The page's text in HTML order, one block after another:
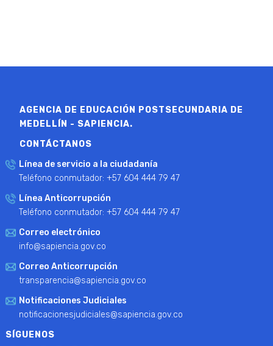
AGENCIA DE EDUCACIÓN POSTSECUNDARIA DE
MEDELLÍN - SAPIENCIA.
CONTÁCTANOS
Línea de servicio a la ciudadanía
Teléfono conmutador: +57 604 444 79 47
Línea Anticorrupción
Teléfono conmutador: +57 604 444 79 47
Correo electrónico
info@sapiencia.gov.co
Correo Anticorrupción
transparencia@sapiencia.gov.co
Notificaciones Judiciales
notificacionesjudiciales@sapiencia.gov.co
SÍGUENOS